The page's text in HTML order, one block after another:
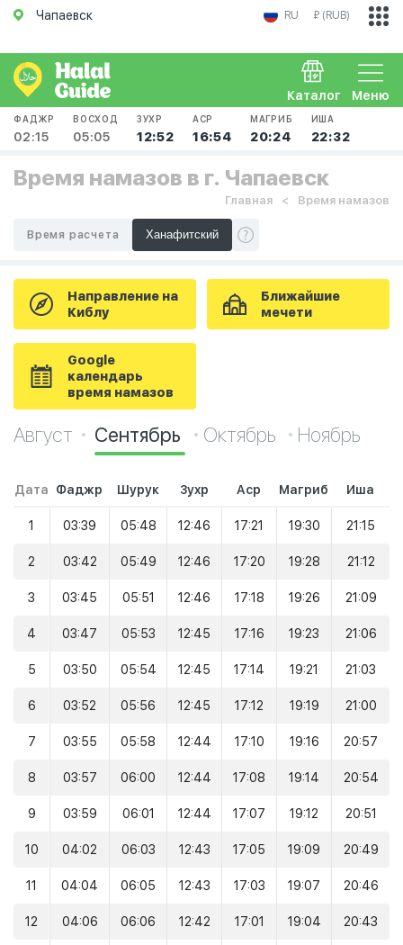
Чапаевск RU ₽ (RUB)
Меню
Каталог
ФАДЖР
02:15
ВОСХОД
05:05
ЗУХР
12:52
АСР
16:54
МАГРИБ
20:24
ИША
22:32
Время намазов в г. Чапаевск
Главная Время намазов
Время расчета
Направление на
Киблу
Ближайшие
мечети
Google
календарь
время намазов
Август Сентябрь Октябрь Ноябрь
Дата Фаджр Шурук Зухр Аср Магриб Иша
1 03:39 05:48 12:46 17:21 19:30 21:15
2 03:42 05:49 12:46 17:20 19:28 21:12
3 03:45 05:51 12:46 17:18 19:26 21:09
4 03:47 05:53 12:45 17:16 19:23 21:06
5 03:50 05:54 12:45 17:14 19:21 21:03
6 03:52 05:56 12:45 17:12 19:19 21:00
7 03:55 05:58 12:44 17:10 19:16 20:57
8 03:57 06:00 12:44 17:08 19:14 20:54
9 03:59 06:01 12:44 17:07 19:12 20:51
10 04:02 06:03 12:43 17:05 19:09 20:49
11 04:04 06:05 12:43 17:03 19:07 20:46
12 04:06 06:06 12:42 17:01 19:04 20:43